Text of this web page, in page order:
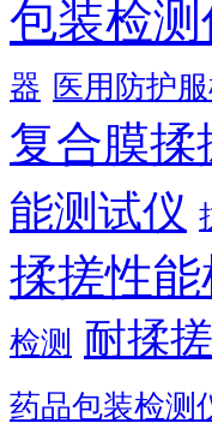
包装检测
器 医用防护
复合膜揉
能测试仪
揉搓性能
检测 耐揉
药品包装检测